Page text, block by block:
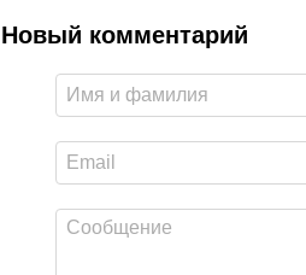
Новый комментарий